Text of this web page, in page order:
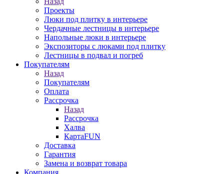
Проекты
Люки под плитку в интерьере
Чердачные лестницы в интерьере
Напольные люки в интерьере
Экспозиторы с люками под плитку
Лестницы в подвал и погреб
Покупателям
Назад
Покупателям
Оплата
Рассрочка
Назад
Рассрочка
Халва
КартаFUN
Доставка
Гарантия
Замена и возврат товара
Компания